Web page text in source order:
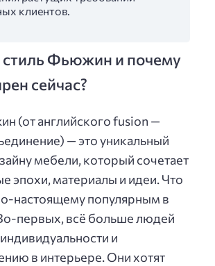
клиентов.
стиль Фьюжин и почему
сейчас?
(от английского fusion —
— это уникальный
мебели, который сочетает
эпохи, материалы и идеи. Что
настоящему популярным в
первых, всё больше людей
и
в интерьере. Они хотят